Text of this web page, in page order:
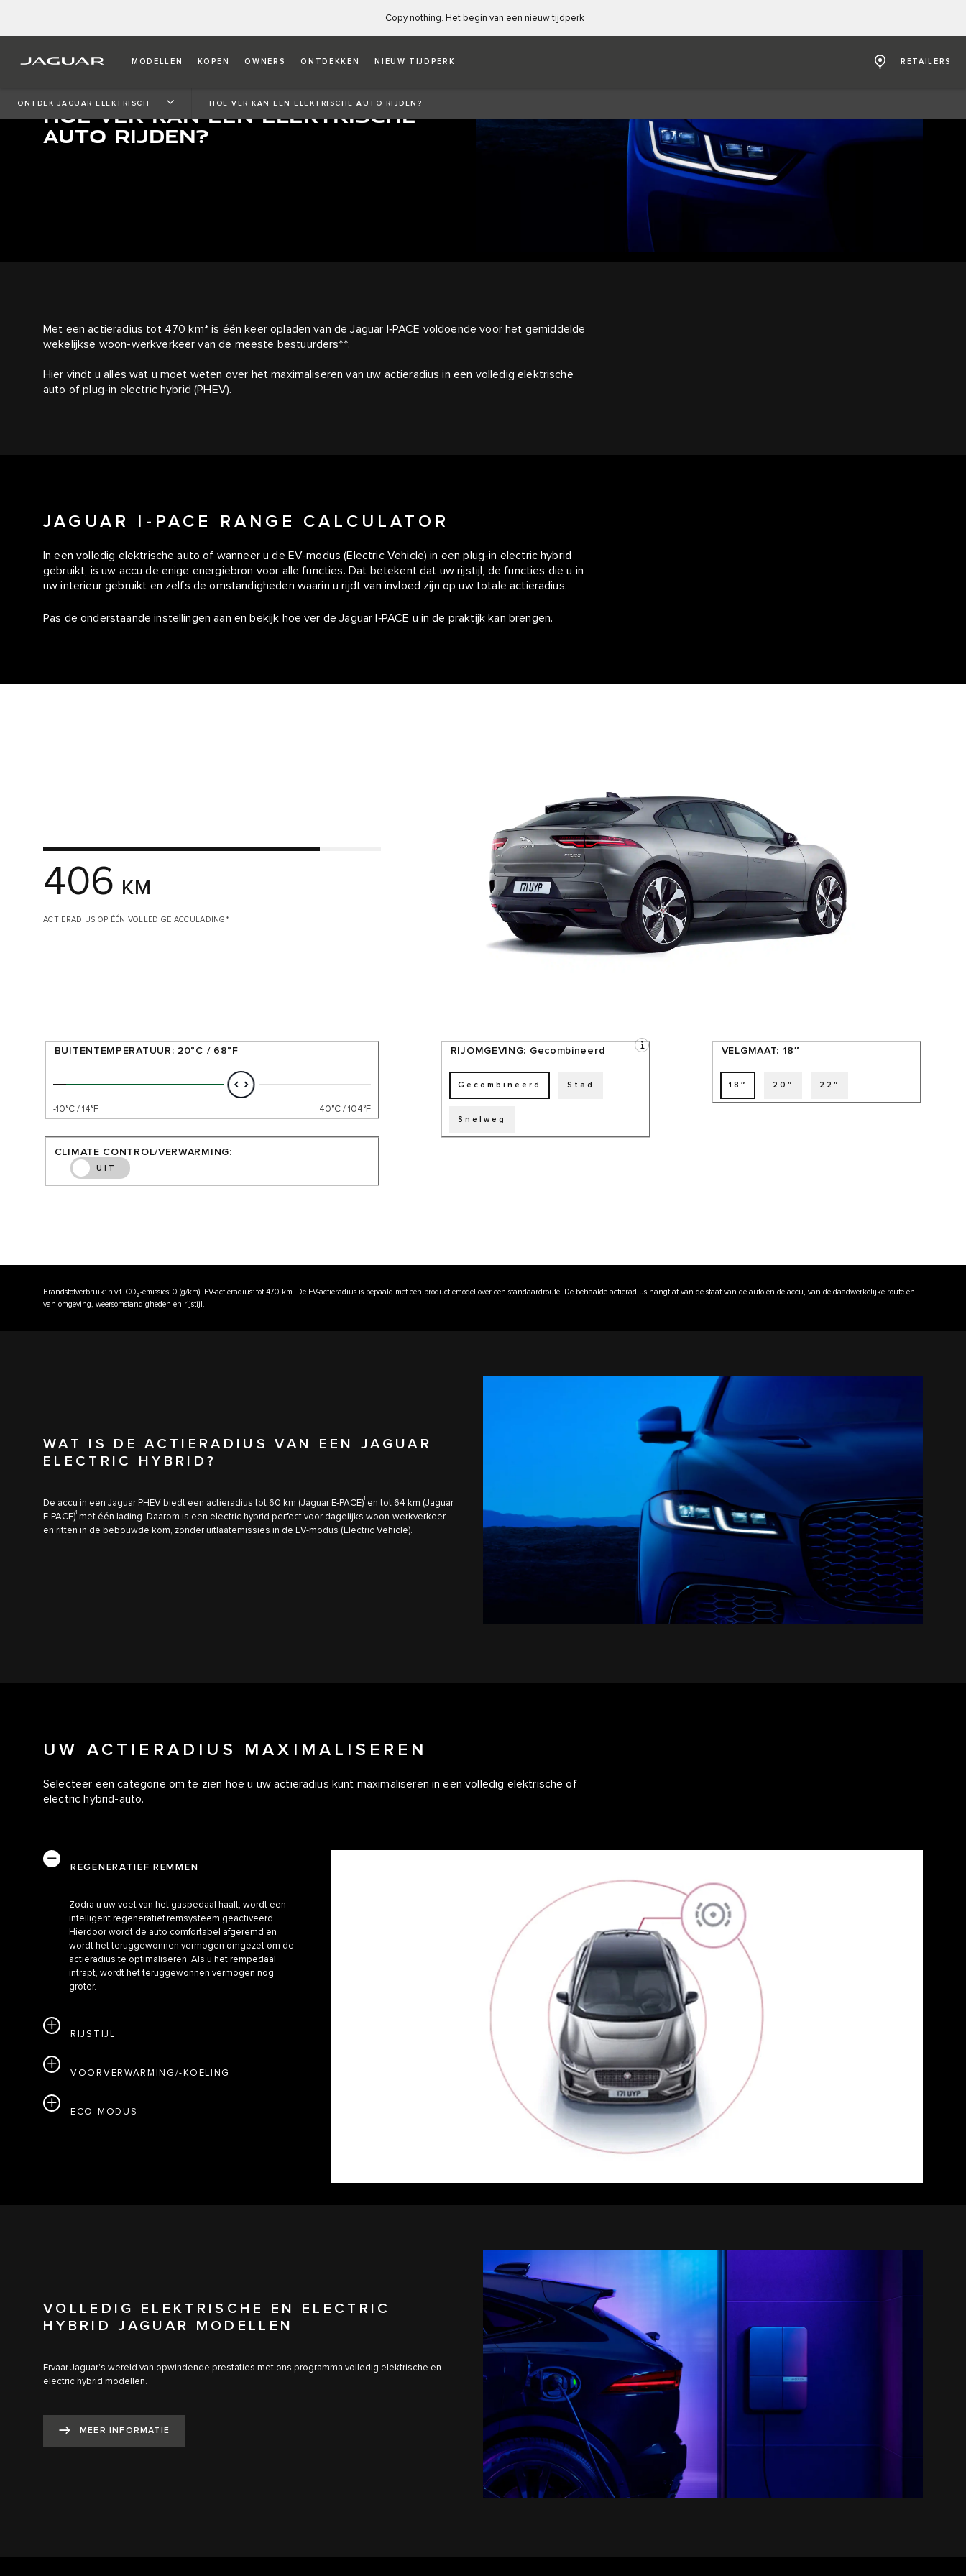
Copy nothing. Het begin van een nieuw tijdperk
MODELLEN KOPEN OWNERS ONTDEKKEN NIEUW TIJDPERK RETAILERS
ONTDEK JAGUAR ELEKTRISCH HOE VER KAN EEN ELEKTRISCHE AUTO RIJDEN?
HOE VER KAN EEN ELEKTRISCHE
AUTO RIJDEN?
Met een actieradius tot 470 km* is één keer opladen van de Jaguar I‑PACE voldoende voor het gemiddelde
wekelijkse woon-werkverkeer van de meeste bestuurders**.
Hier vindt u alles wat u moet weten over het maximaliseren van uw actieradius in een volledig elektrische
auto of plug-in electric hybrid (PHEV).
JAGUAR I-PACE RANGE CALCULATOR
In een volledig elektrische auto of wanneer u de EV-modus (Electric Vehicle) in een plug-in electric hybrid
gebruikt, is uw accu de enige energiebron voor alle functies. Dat betekent dat uw rijstijl, de functies die u in
uw interieur gebruikt en zelfs de omstandigheden waarin u rijdt van invloed zijn op uw totale actieradius.
Pas de onderstaande instellingen aan en bekijk hoe ver de Jaguar I‑PACE u in de praktijk kan brengen.
406 KM
ACTIERADIUS OP ÉÉN VOLLEDIGE ACCULADING*
BUITENTEMPERATUUR: 20°C / 68°F
-10°C / 14°F 40°C / 104°F
CLIMATE CONTROL/VERWARMING:
UIT
RIJOMGEVING: Gecombineerd
Gecombineerd Stad
Snelweg
VELGMAAT: 18″
18″ 20″ 22″
Brandstofverbruik: n.v.t. CO2-emissies: 0 (g/km). EV-actieradius: tot 470 km. De EV-actieradius is bepaald met een productiemodel over een standaardroute. De behaalde actieradius hangt af van de staat van de auto en de accu, van de daadwerkelijke route en
van omgeving, weersomstandigheden en rijstijl.
WAT IS DE ACTIERADIUS VAN EEN JAGUAR
ELECTRIC HYBRID?
De accu in een Jaguar PHEV biedt een actieradius tot 60 km (Jaguar E-PACE)1 en tot 64 km (Jaguar
F-PACE)1 met één lading. Daarom is een electric hybrid perfect voor dagelijks woon-werkverkeer
en ritten in de bebouwde kom, zonder uitlaatemissies in de EV-modus (Electric Vehicle).
UW ACTIERADIUS MAXIMALISEREN
Selecteer een categorie om te zien hoe u uw actieradius kunt maximaliseren in een volledig elektrische of
electric hybrid-auto.
REGENERATIEF REMMEN
Zodra u uw voet van het gaspedaal haalt, wordt een
intelligent regeneratief remsysteem geactiveerd.
Hierdoor wordt de auto comfortabel afgeremd en
wordt het teruggewonnen vermogen omgezet om de
actieradius te optimaliseren. Als u het rempedaal
intrapt, wordt het teruggewonnen vermogen nog
groter.
RIJSTIJL
VOORVERWARMING/-KOELING
ECO-MODUS
VOLLEDIG ELEKTRISCHE EN ELECTRIC
HYBRID JAGUAR MODELLEN
Ervaar Jaguar's wereld van opwindende prestaties met ons programma volledig elektrische en
electric hybrid modellen.
MEER INFORMATIE